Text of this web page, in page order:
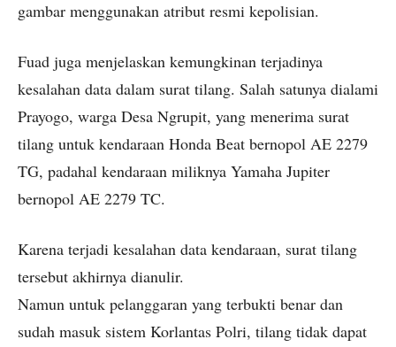
gambar menggunakan atribut resmi kepolisian.
Fuad juga menjelaskan kemungkinan terjadinya
kesalahan data dalam surat tilang. Salah satunya dialami
Prayogo, warga Desa Ngrupit, yang menerima surat
tilang untuk kendaraan Honda Beat bernopol AE 2279
TG, padahal kendaraan miliknya Yamaha Jupiter
bernopol AE 2279 TC.
Karena terjadi kesalahan data kendaraan, surat tilang
tersebut akhirnya dianulir.
Namun untuk pelanggaran yang terbukti benar dan
sudah masuk sistem Korlantas Polri, tilang tidak dapat